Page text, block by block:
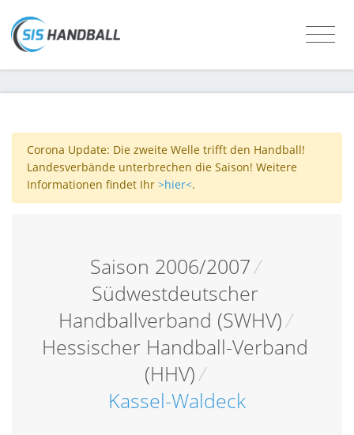
Corona Update: Die zweite Welle trifft den Handball!
Landesverbände unterbrechen die Saison! Weitere
Informationen findet Ihr >hier<.
Saison 2006/2007/
Südwestdeutscher
Handballverband (SWHV)/
Hessischer Handball-Verband
(HHV)/
Kassel-Waldeck